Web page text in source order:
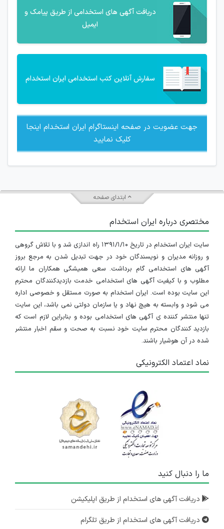
دریافت آگهی های استخدامی از طریق پیامک و
ایمیل
سفارش آنلاین کتب استخدامی ایران استخدام
جهت عضویت در صفحه اینستاگرام ایران استخدام اینجا
کلیک نمایید
ابتدای صفحه
مختصری درباره ایران استخدام
سایت ایران استخدام در تاریخ ۱۳۹۱/۱/۱۰ راه اندازی شد و با تلاش گروهی
و روزانه مدیران و نویسندگان خود در جهت تبدیل شدن به مرجع بروز
آگهی های استخدامی گام برداشت. سعی همیشگی همکاران ما ارائه
مطلوب و با کیفیت آگهی های استخدامی خدمت بازدیدکنندگان محترم
این سایت بوده است. ایران استخدام به صورت مستقل و خصوصی اداره
می شود و وابسته به هیچ نهاد و یا سازمان دولتی نمی باشد، این سایت
تنها منتشر کننده ی آگهی های استخدامی بوده و بنابراین لازم است که
بازدید کنندگان محترم سایت خود نسبت به صحت و سقم اخبار منتشر
شده در آن هوشیار باشند.
نماد اعتماد الکترونیکی
ما را دنبال کنید
دریافت آگهی های استخدام از طریق اپلیکیشن
دریافت آگهی های استخدام از طریق تلگرام